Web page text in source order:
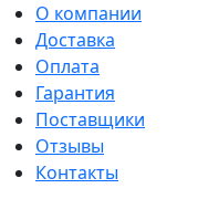
О компании
Доставка
Оплата
Гарантия
Поставщики
Отзывы
Контакты